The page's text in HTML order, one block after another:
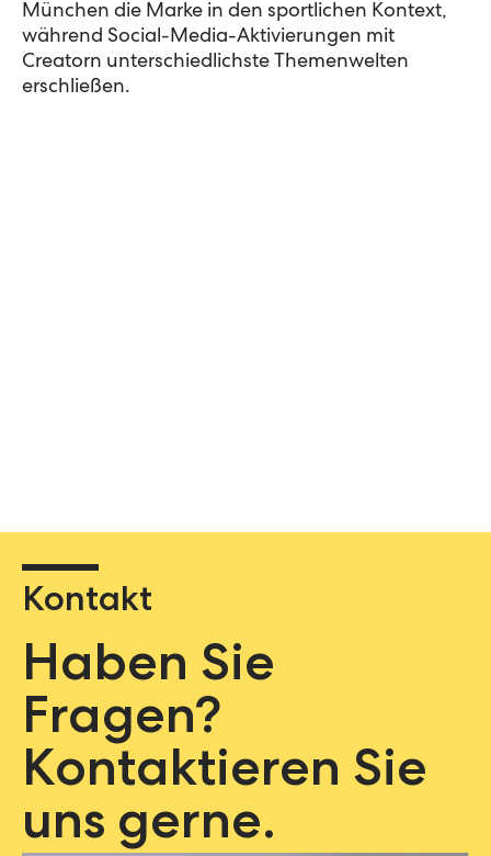
München die Marke in den sportlichen Kontext,
während Social-Media-Aktivierungen mit
Creatorn unterschiedlichste Themenwelten
erschließen.
Kontakt
Haben Sie
Fragen?
Kontaktieren Sie
uns gerne.